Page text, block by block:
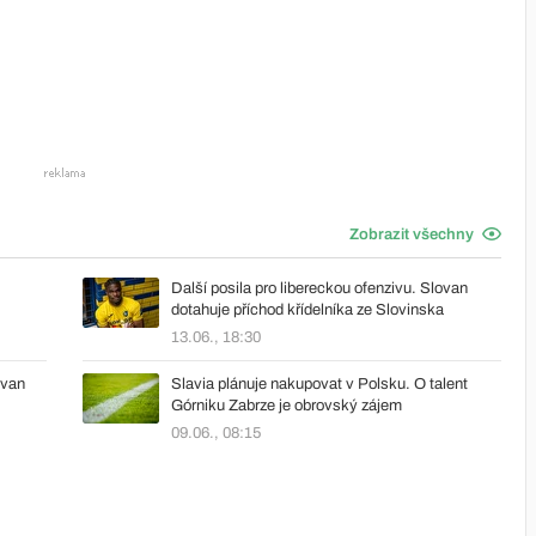
Zobrazit všechny
Další posila pro libereckou ofenzivu. Slovan
dotahuje příchod křídelníka ze Slovinska
13.06., 18:30
Slavia plánuje nakupovat v Polsku. O talent
Górniku Zabrze je obrovský zájem
09.06., 08:15